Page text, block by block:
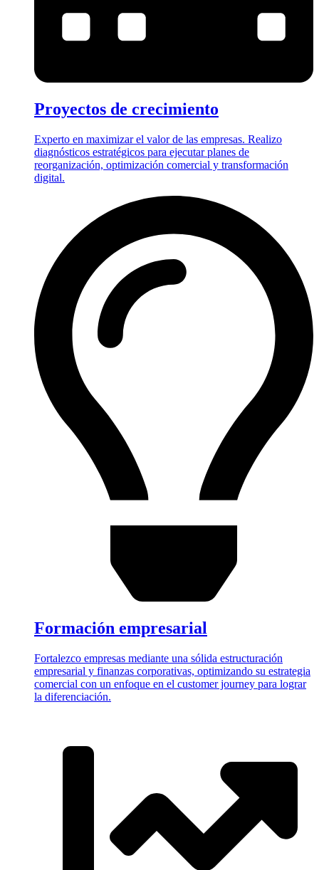
Proyectos de crecimiento
Experto en maximizar el valor de las empresas. Realizo
diagnósticos estratégicos para ejecutar planes de
reorganización, optimización comercial y transformación
digital.
Formación empresarial
Fortalezco empresas mediante una sólida estructuración
empresarial y finanzas corporativas, optimizando su estrategia
comercial con un enfoque en el customer journey para lograr
la diferenciación.